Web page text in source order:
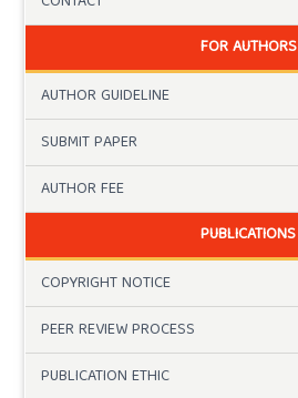
FOR AUTHORS
AUTHOR GUIDELINE
SUBMIT PAPER
AUTHOR FEE
PUBLICATIONS
COPYRIGHT NOTICE
PEER REVIEW PROCESS
PUBLICATION ETHIC